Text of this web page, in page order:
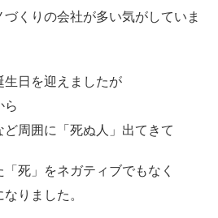
くりの会社が多い気がしていま
生日を迎えましたが
ら
周囲に「死ぬ人」出てきて
死」をネガティブでもなく
りました。